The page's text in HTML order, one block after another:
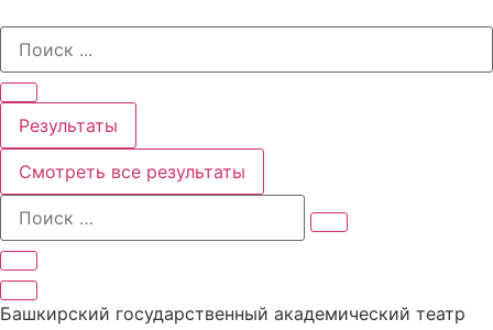
содержимому
Search
Результаты
Смотреть все результаты
Башкирский государственный академический театр